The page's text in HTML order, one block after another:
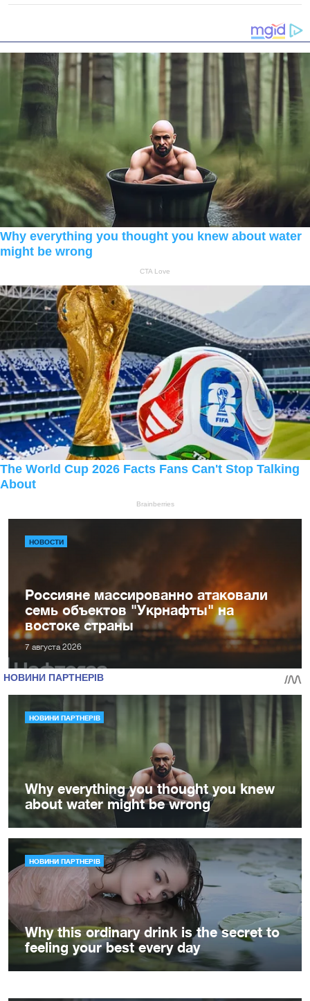
НОВОСТИ
Россияне массированно атаковали
семь объектов "Укрнафты" на
востоке страны
7 августа 2026